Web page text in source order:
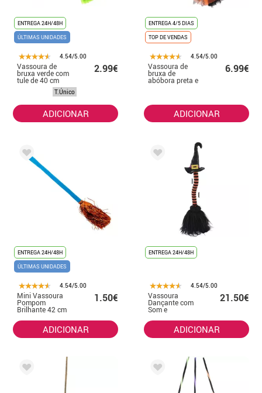
ENTREGA 24H/48H
ÚLTIMAS UNIDADES
4.54/5.00
Vassoura de
bruxa verde com
tule de 40 cm
2.99€
T.Único
ADICIONAR
ENTREGA 4/5 DIAS
TOP DE VENDAS
4.54/5.00
Vassoura de
bruxa de
abóbora preta e
laranja 80 cm
6.99€
ADICIONAR
ENTREGA 24H/48H
ÚLTIMAS UNIDADES
4.54/5.00
Mini Vassoura
Pompom
Brilhante 42 cm
1.50€
ADICIONAR
ENTREGA 24H/48H
4.54/5.00
Vassoura
Dançante com
Som e
10x10x43
21.50€
ADICIONAR